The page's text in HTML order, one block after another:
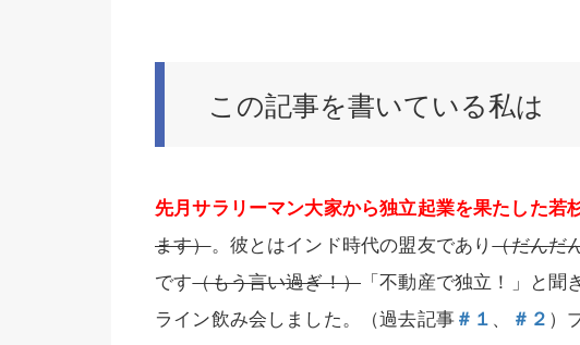
この記事を書いている私は
先月サラリーマン大家から独立起業を果たした若
ます）。彼とはインド時代の盟友であり（だんだ
です（もう言い過ぎ！） 「不動産で独立！」と
ライン飲み会しました。（過去記事＃１ 、 ＃２ ）